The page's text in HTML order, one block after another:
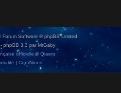
Forum Software © phpBB Limited
- phpBB 3.3 par MrGaby
officielle ©Qiaeru
| Conditions